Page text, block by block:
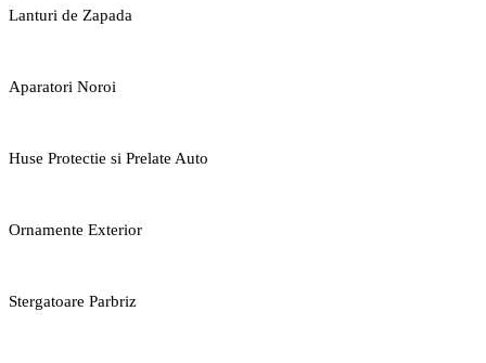
Lanturi de Zapada
Aparatori Noroi
Huse Protectie si Prelate Auto
Ornamente Exterior
Stergatoare Parbriz